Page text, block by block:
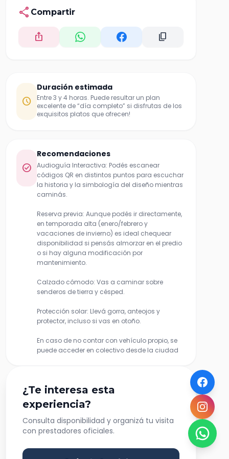
share Compartir
ios_share content_copy
schedule
Duración estimada
Entre 3 y 4 horas. Puede resultar un plan
excelente de “día completo” si disfrutas de los
exquisitos platos que ofrecen!
check_circle
Recomendaciones
Audioguía Interactiva: Podés escanear
códigos QR en distintos puntos para escuchar
la historia y la simbología del diseño mientras
caminás.
Reserva previa: Aunque podés ir directamente,
en temporada alta (enero/febrero y
vacaciones de invierno) es ideal chequear
disponibilidad si pensás almorzar en el predio
o si hay alguna modificación por
mantenimiento.
Calzado cómodo: Vas a caminar sobre
senderos de tierra y césped.
Protección solar: Llevá gorra, anteojos y
protector, incluso si vas en otoño.
En caso de no contar con vehículo propio, se
puede acceder en colectivo desde la ciudad
¿Te interesa esta
experiencia?
Consulta disponibilidad y organizá tu visita
con prestadores oficiales.